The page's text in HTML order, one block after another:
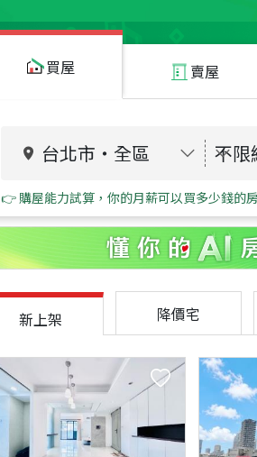
買屋 賣屋
台北市 ・ 全區 不限
👉 購屋能力試算，你的月薪可以買多少錢的
新上架 降價宅